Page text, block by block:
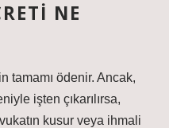
NE
tamamı ödenir. Ancak,
işten çıkarılırsa,
kusur veya ihmali